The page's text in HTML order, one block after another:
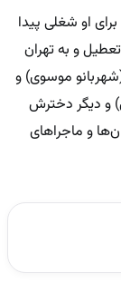
او شغلی پیدا
و به تهران
موسوی) و
و دیگر دخترش
و ماجرا‌های